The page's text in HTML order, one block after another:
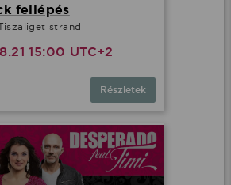
fellépés
strand
15:00 UTC+2
Részletek